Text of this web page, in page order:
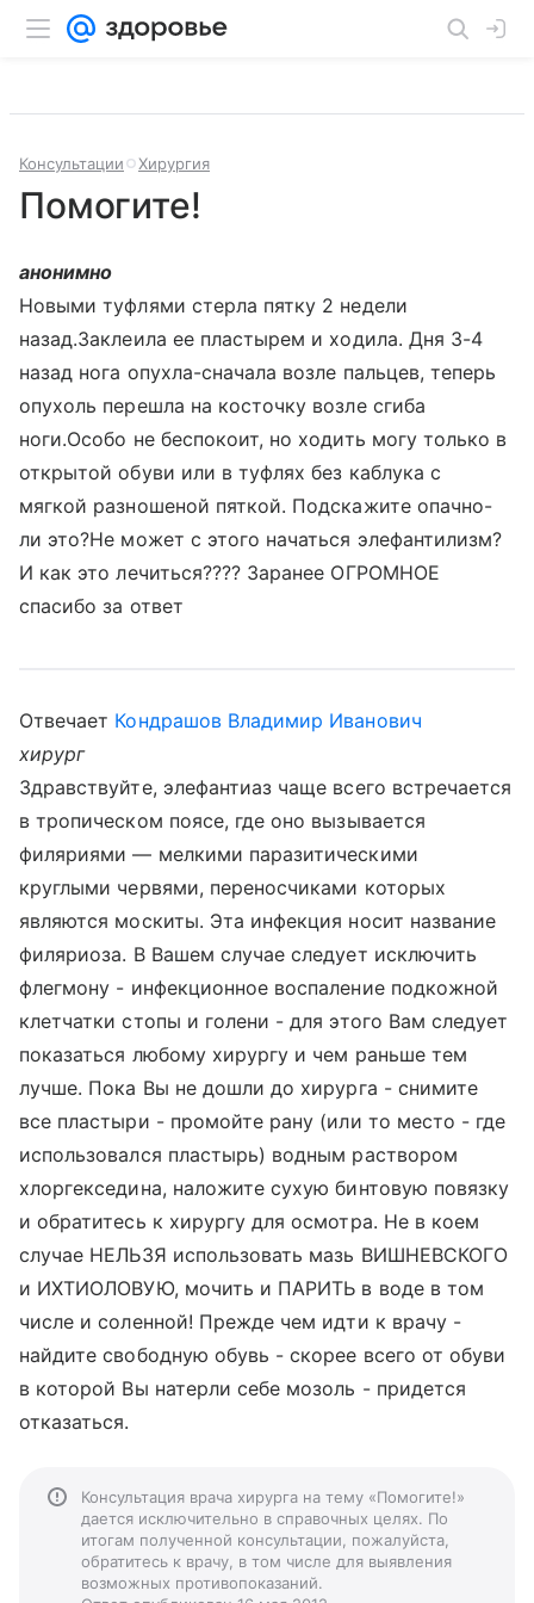
Консультации Хирургия
Помогите!
анонимно
Новыми туфлями стерла пятку 2 недели
назад.Заклеила ее пластырем и ходила. Дня 3-4
назад нога опухла-сначала возле пальцев, теперь
опухоль перешла на косточку возле сгиба
ноги.Особо не беспокоит, но ходить могу только в
открытой обуви или в туфлях без каблука с
мягкой разношеной пяткой. Подскажите опачно-
ли это?Не может с этого начаться элефантилизм?
И как это лечиться???? Заранее ОГРОМНОЕ
спасибо за ответ
Отвечает Кондрашов Владимир Иванович
хирург
Здравствуйте, элефантиаз чаще всего встречается
в тропическом поясе, где оно вызывается
филяриями — мелкими паразитическими
круглыми червями, переносчиками которых
являются москиты. Эта инфекция носит название
филяриоза. В Вашем случае следует исключить
флегмону - инфекционное воспаление подкожной
клетчатки стопы и голени - для этого Вам следует
показаться любому хирургу и чем раньше тем
лучше. Пока Вы не дошли до хирурга - снимите
все пластыри - промойте рану (или то место - где
использовался пластырь) водным раствором
хлоргекседина, наложите сухую бинтовую повязку
и обратитесь к хирургу для осмотра. Не в коем
случае НЕЛЬЗЯ использовать мазь ВИШНЕВСКОГО
и ИХТИОЛОВУЮ, мочить и ПАРИТЬ в воде в том
числе и соленной! Прежде чем идти к врачу -
найдите свободную обувь - скорее всего от обуви
в которой Вы натерли себе мозоль - придется
отказаться.
Консультация врача хирурга на тему «Помогите!»
дается исключительно в справочных целях. По
итогам полученной консультации, пожалуйста,
обратитесь к врачу, в том числе для выявления
возможных противопоказаний.